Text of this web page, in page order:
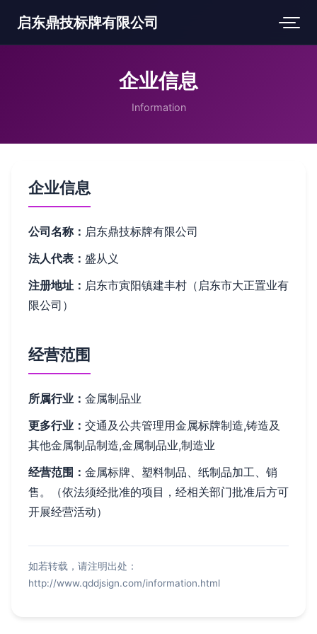
启东鼎技标牌有限公司
企业信息
Information
企业信息
公司名称： 启东鼎技标牌有限公司
法人代表： 盛从义
注册地址： 启东市寅阳镇建丰村（启东市大正置业有
限公司）
经营范围
所属行业： 金属制品业
更多行业： 交通及公共管理用金属标牌制造,铸造及
其他金属制品制造,金属制品业,制造业
经营范围： 金属标牌、塑料制品、纸制品加工、销
售。（依法须经批准的项目，经相关部门批准后方可
开展经营活动）
如若转载，请注明出处：
http://www.qddjsign.com/information.html